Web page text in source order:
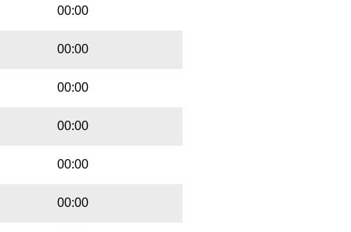
00:00
00:00
00:00
00:00
00:00
00:00